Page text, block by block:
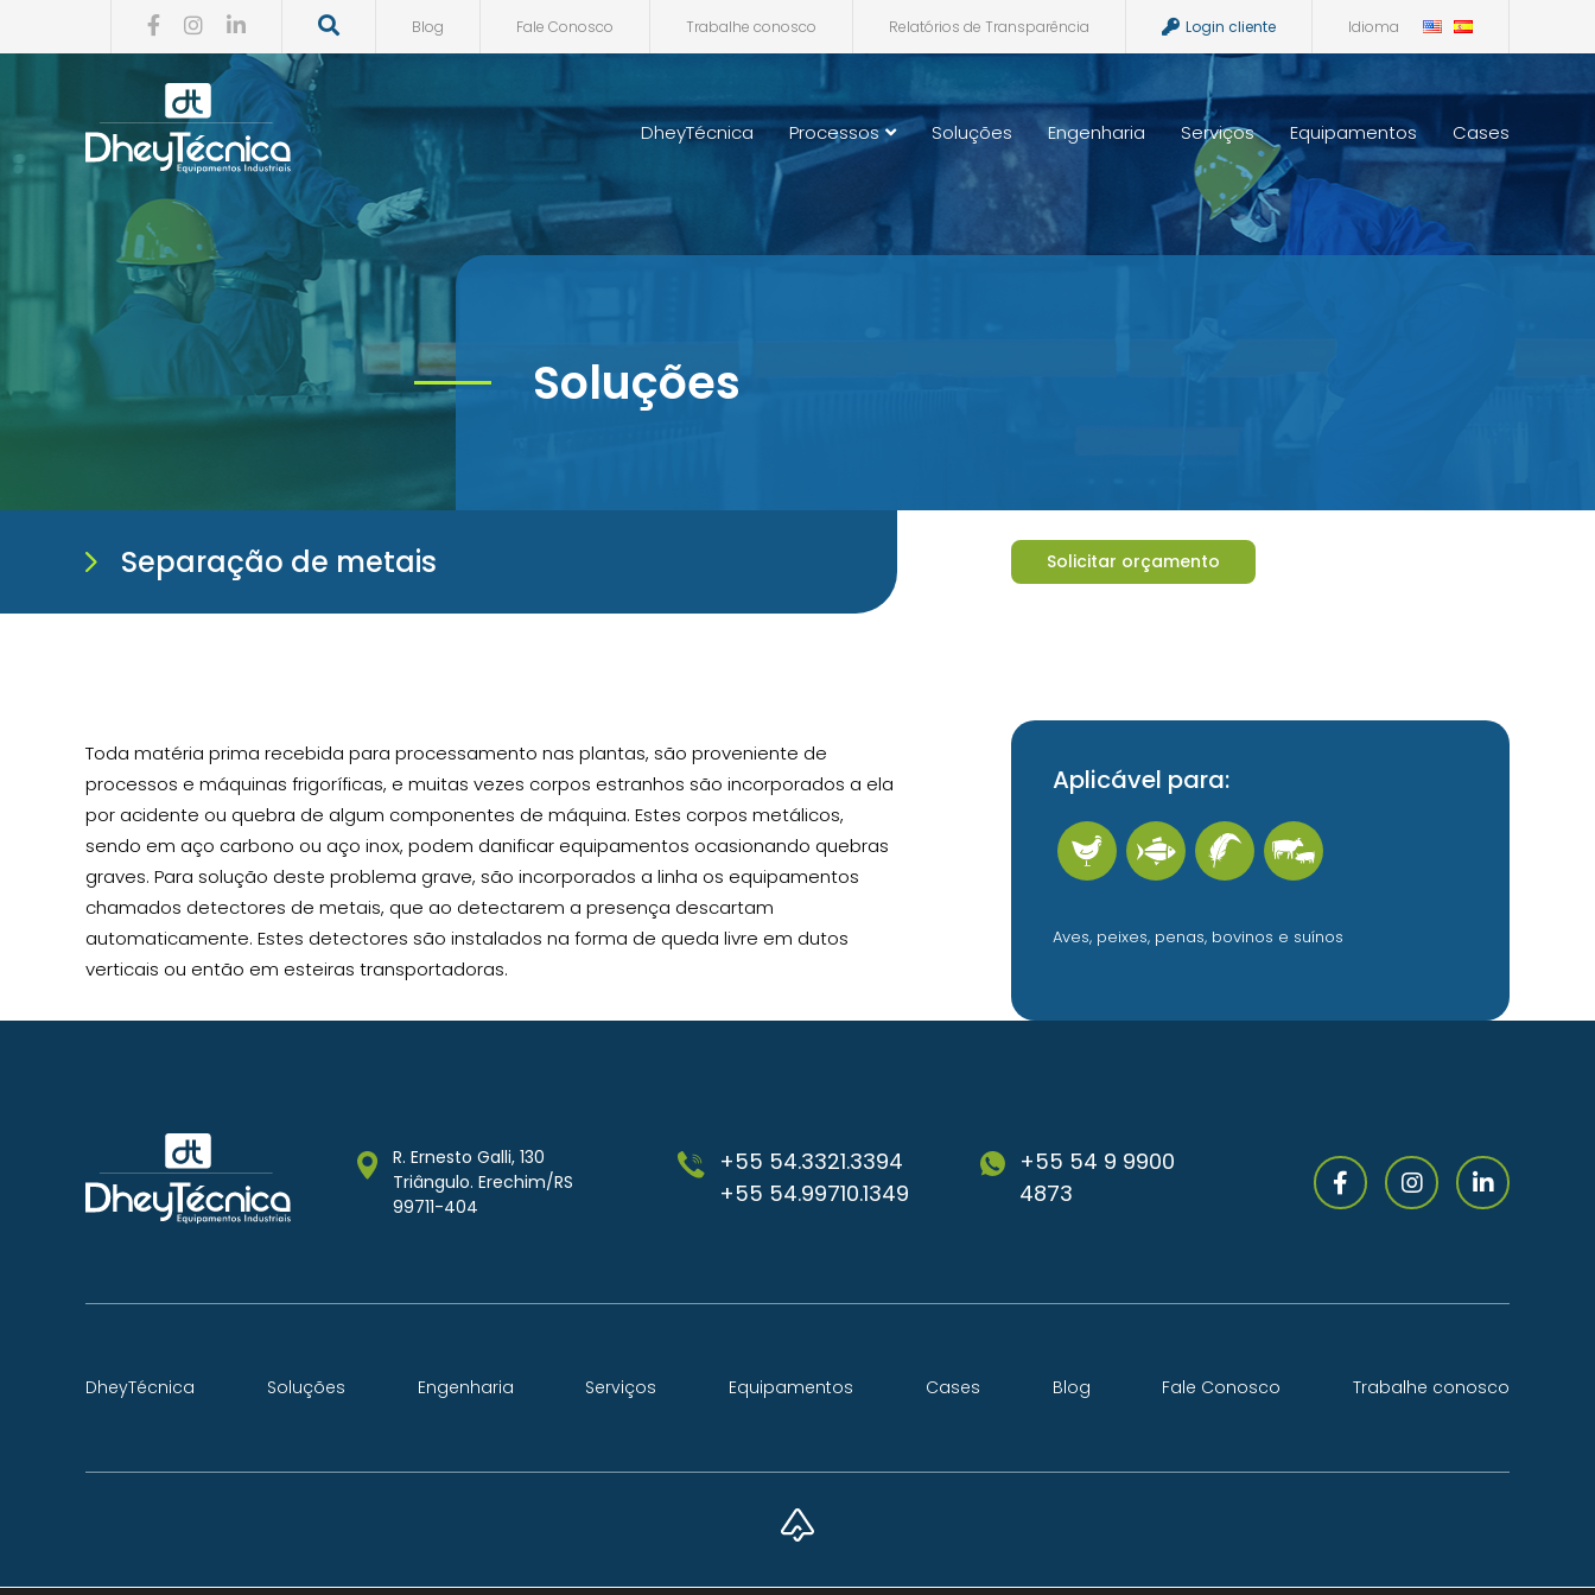
Blog Fale Conosco Trabalhe conosco Relatórios de Transparência Login cliente Idioma
DheyTécnica Processos Soluções Engenharia Serviços Equipamentos Cases
Soluções
Separação de metais Solicitar orçamento
Toda matéria prima recebida para processamento nas plantas, são proveniente de
processos e máquinas frigoríficas, e muitas vezes corpos estranhos são incorporados a ela
por acidente ou quebra de algum componentes de máquina. Estes corpos metálicos,
sendo em aço carbono ou aço inox, podem danificar equipamentos ocasionando quebras
graves. Para solução deste problema grave, são incorporados a linha os equipamentos
chamados detectores de metais, que ao detectarem a presença descartam
automaticamente. Estes detectores são instalados na forma de queda livre em dutos
verticais ou então em esteiras transportadoras.
Aplicável para:
Aves, peixes, penas, bovinos e suínos
R. Ernesto Galli, 130
Triângulo. Erechim/RS
99711-404
+55 54.3321.3394
+55 54.99710.1349
+55 54 9 9900
4873
DheyTécnica Soluções Engenharia Serviços Equipamentos Cases Blog Fale Conosco Trabalhe conosco